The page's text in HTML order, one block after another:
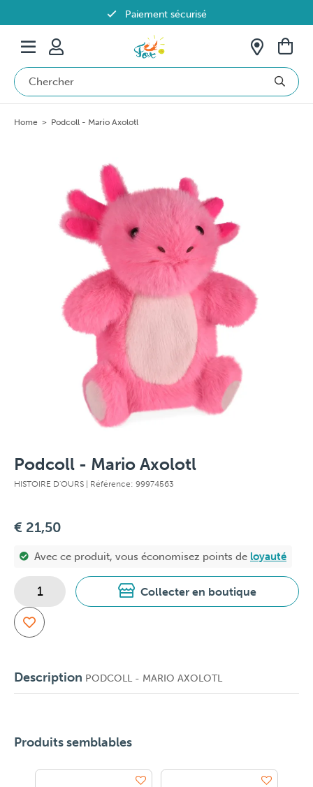
Paiement sécurisé
Livraison offerte dès 69€ en Belgique
Home > Podcoll - Mario Axolotl
Podcoll - Mario Axolotl
HISTOIRE D'OURS | Référence: 99974563
€ 21,50
Avec ce produit, vous économisez points de loyauté
Collecter en boutique
Description PODCOLL - MARIO AXOLOTL
Produits semblables